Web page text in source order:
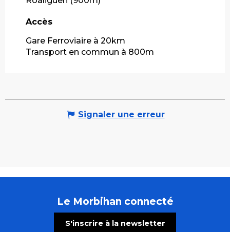
Accès
Accès
Gare Ferroviaire à 20km
Transport en commun à 800m
Signaler une erreur
Le Morbihan connecté
S'inscrire à la newsletter